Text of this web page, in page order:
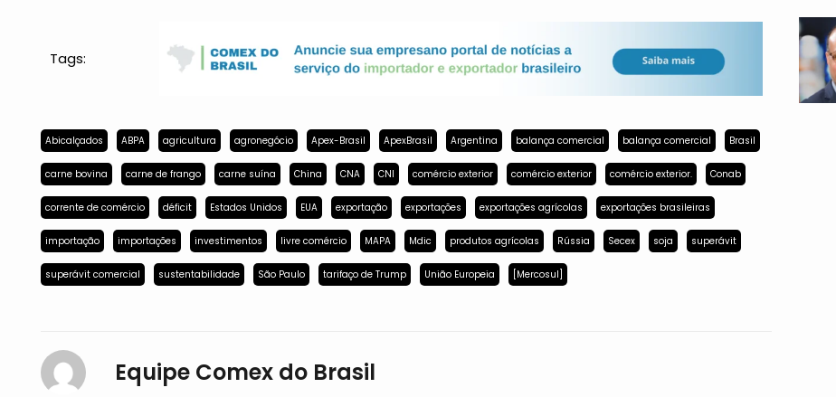
Tags:
Abicalçados ABPA agricultura agronegócio Apex-Brasil ApexBrasil Argentina balança comercial balança comercial Brasil
carne bovina carne de frango carne suína China CNA CNI comércio exterior comércio exterior comércio exterior. Conab
corrente de comércio déficit Estados Unidos EUA exportação exportações exportações agrícolas exportações brasileiras
importação importações investimentos livre comércio MAPA Mdic produtos agrícolas Rússia Secex soja superávit
superávit comercial sustentabilidade São Paulo tarifaço de Trump União Europeia [Mercosul]
Equipe Comex do Brasil